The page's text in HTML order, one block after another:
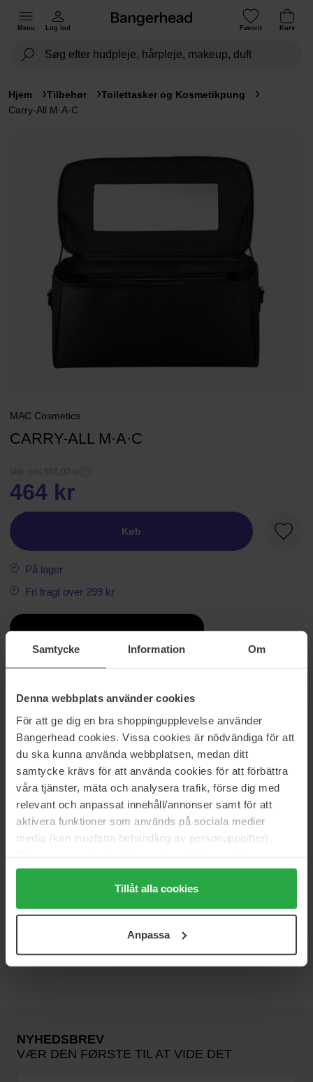
Samtycke Information Om
Denna webbplats använder cookies
För att ge dig en bra shoppingupplevelse använder
Bangerhead cookies. Vissa cookies är nödvändiga för att
du ska kunna använda webbplatsen, medan ditt
samtycke krävs för att använda cookies för att förbättra
våra tjänster, mäta och analysera trafik, förse dig med
relevant och anpassat innehåll/annonser samt för att
aktivera funktioner som används på sociala medier
media (kan innefatta behandling av personuppgifter).
Genom att trycka på "Tillåt alla cookies" accepterar du
alla cookies, medan du under "Detaljer" kan anpassa
användningen av cookies. Du kan när som helst återkalla
samt vår Integritetspolicy.
Tillåt alla cookies
Anpassa
Menu Log ind Favorit Kurv
Hjem Tilbehør
Toilettasker og Kosmetikpung
Carry-All M·A·C
MAC Cosmetics
CARRY-ALL M·A·C
Vejl. pris 556,00 kr
464 kr
Køb
På lager
Fri fragt over 299 kr
Beautiful Price
til rejser eller til organisering af makeup og pensler derhjemme.
Varenummer: 73078
Kategorier:
Hjem
Tilbehør
Carry-All M·A·C
Ingen anmeldelser endnu
NYHEDSBREV
VÆR DEN FØRSTE TIL AT VIDE DET